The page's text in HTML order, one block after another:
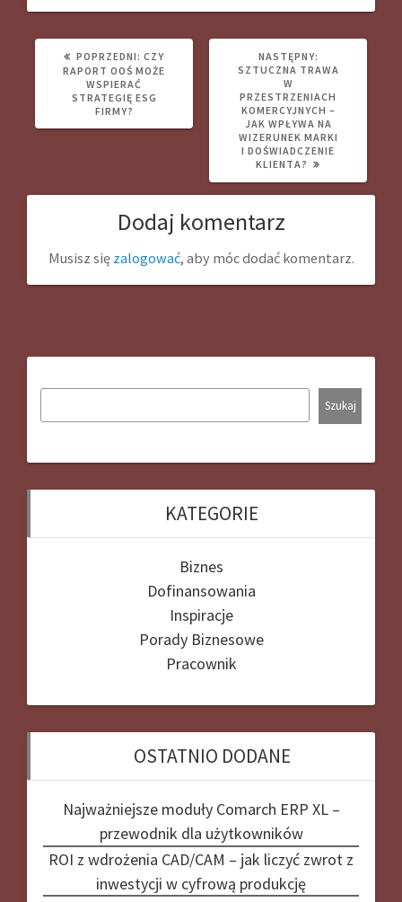
POPRZEDNI: POPRZEDNI
WPIS:
CZY
RAPORT OOŚ MOŻE
WSPIERAĆ
STRATEGIĘ ESG
FIRMY?
NASTĘPNY:
WPIS:
SZTUCZNA TRAWA
W
PRZESTRZENIACH
KOMERCYJNYCH –
JAK WPŁYWA NA
WIZERUNEK MARKI
I DOŚWIADCZENIE
KLIENTA?
Dodaj komentarz
Musisz się zalogować, aby móc dodać komentarz.
Szukaj
KATEGORIE
Biznes
Dofinansowania
Inspiracje
Porady Biznesowe
Pracownik
OSTATNIO DODANE
Najważniejsze moduły Comarch ERP XL –
przewodnik dla użytkowników
ROI z wdrożenia CAD/CAM – jak liczyć zwrot z
inwestycji w cyfrową produkcję